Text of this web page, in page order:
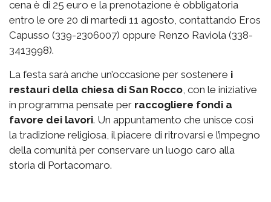
cena è di 25 euro e la prenotazione è obbligatoria
entro le ore 20 di martedì 11 agosto, contattando Eros
Capusso (339-2306007) oppure Renzo Raviola (338-
3413998).
La festa sarà anche un’occasione per sostenere i
restauri della chiesa di San Rocco, con le iniziative
in programma pensate per raccogliere fondi a
favore dei lavori. Un appuntamento che unisce così
la tradizione religiosa, il piacere di ritrovarsi e l’impegno
della comunità per conservare un luogo caro alla
storia di Portacomaro.